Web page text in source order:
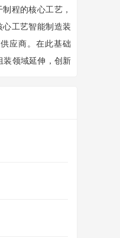
程的核心工艺，
心工艺智能制造装
应商。在此基础
装领域延伸，创新
为业绩增长注入